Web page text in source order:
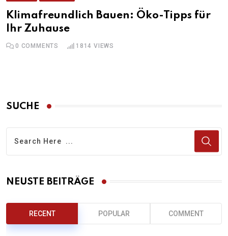
Klimafreundlich Bauen: Öko-Tipps für
Ihr Zuhause
0 COMMENTS 1814 VIEWS
SUCHE
NEUSTE BEITRÄGE
RECENT POPULAR COMMENT